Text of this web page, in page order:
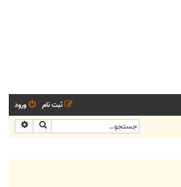
ورود
ثبت نام
جستجو